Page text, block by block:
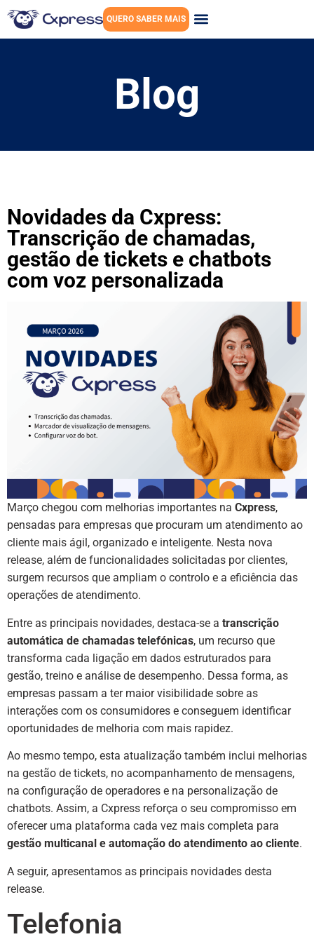
QUERO SABER MAIS
Blog
Novidades da Cxpress:
Transcrição de chamadas,
gestão de tickets e chatbots
com voz personalizada
Março chegou com melhorias importantes na Cxpress,
pensadas para empresas que procuram um atendimento ao
cliente mais ágil, organizado e inteligente. Nesta nova
release, além de funcionalidades solicitadas por clientes,
surgem recursos que ampliam o controlo e a eficiência das
operações de atendimento.
Entre as principais novidades, destaca-se a transcrição
automática de chamadas telefónicas, um recurso que
transforma cada ligação em dados estruturados para
gestão, treino e análise de desempenho. Dessa forma, as
empresas passam a ter maior visibilidade sobre as
interações com os consumidores e conseguem identificar
oportunidades de melhoria com mais rapidez.
Ao mesmo tempo, esta atualização também inclui melhorias
na gestão de tickets, no acompanhamento de mensagens,
na configuração de operadores e na personalização de
chatbots. Assim, a Cxpress reforça o seu compromisso em
oferecer uma plataforma cada vez mais completa para
gestão multicanal e automação do atendimento ao cliente.
A seguir, apresentamos as principais novidades desta
release.
Telefonia